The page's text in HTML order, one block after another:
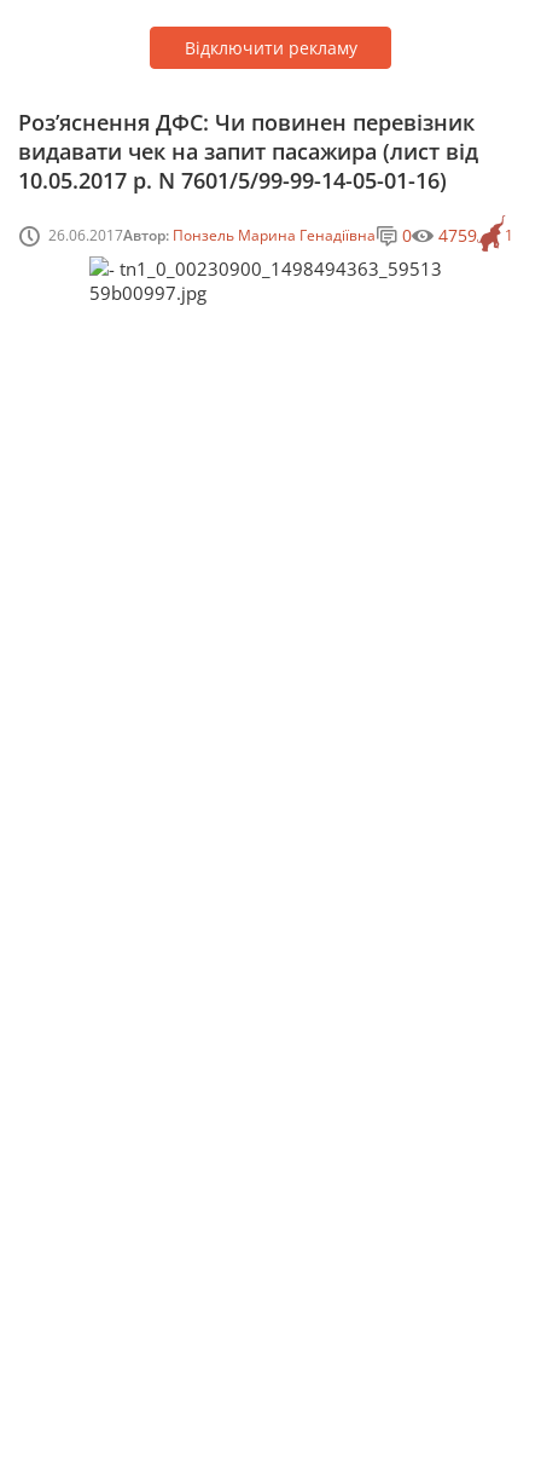
Відключити рекламу
Роз’яснення ДФС: Чи повинен перевізник
видавати чек на запит пасажира (лист від
10.05.2017 р. N 7601/5/99-99-14-05-01-16)
26.06.2017Автор: Понзель Марина Генадіївна 1
0 4759